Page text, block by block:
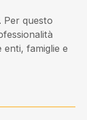
Per questo
famiglie e